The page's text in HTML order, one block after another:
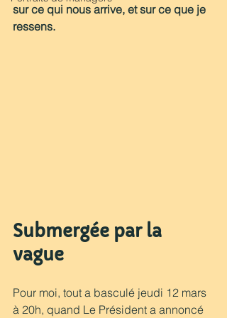
sur ce qui nous arrive, et sur ce que je
ressens.
Submergée par la
vague
Pour moi, tout a basculé jeudi 12 mars
à 20h, quand Le Président a annoncé